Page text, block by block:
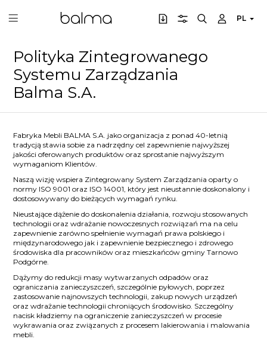
PL
Polityka Zintegrowanego
Systemu Zarządzania
Balma S.A.
Fabryka Mebli BALMA S.A. jako organizacja z ponad 40-letnią
tradycją stawia sobie za nadrzędny cel zapewnienie najwyższej
jakości oferowanych produktów oraz sprostanie najwyższym
wymaganiom Klientów.
Naszą wizję wspiera Zintegrowany System Zarządzania oparty o
normy ISO 9001 oraz ISO 14001, który jest nieustannie doskonalony i
dostosowywany do bieżących wymagań rynku.
Nieustające dążenie do doskonalenia działania, rozwoju stosowanych
technologii oraz wdrażanie nowoczesnych rozwiązań ma na celu
zapewnienie zarówno spełnienie wymagań prawa polskiego i
międzynarodowego jak i zapewnienie bezpiecznego i zdrowego
środowiska dla pracowników oraz mieszkańców gminy Tarnowo
Podgórne.
Dążymy do redukcji masy wytwarzanych odpadów oraz
ograniczania zanieczyszczeń, szczególnie pyłowych, poprzez
zastosowanie najnowszych technologii, zakup nowych urządzeń
oraz wdrażanie technologii chroniących środowisko. Szczególny
nacisk kładziemy na ograniczenie zanieczyszczeń w procesie
wykrawania oraz związanych z procesem lakierowania i malowania
mebli.